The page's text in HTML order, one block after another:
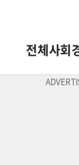
전체사회